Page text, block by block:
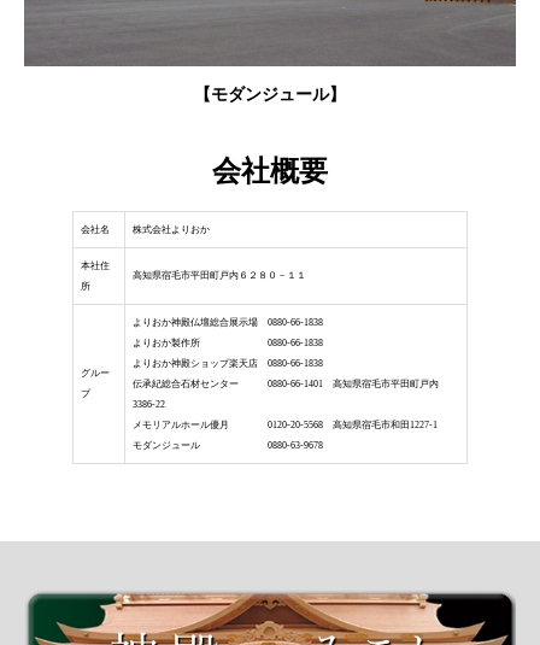
【モダンジュール】
会社概要
会社名 株式会社よりおか
本社住
所
高知県宿毛市平田町戸内６２８０－１１
グルー
プ
よりおか神殿仏壇総合展示場 0880-66-1838
よりおか製作所 0880-66-1838
よりおか神殿ショップ楽天店 0880-66-1838
伝承紀総合石材センター 0880-66-1401 高知県宿毛市平田町戸内
3386-22
メモリアルホール優月 0120-20-5568 高知県宿毛市和田1227-1
モダンジュール 0880-63-9678